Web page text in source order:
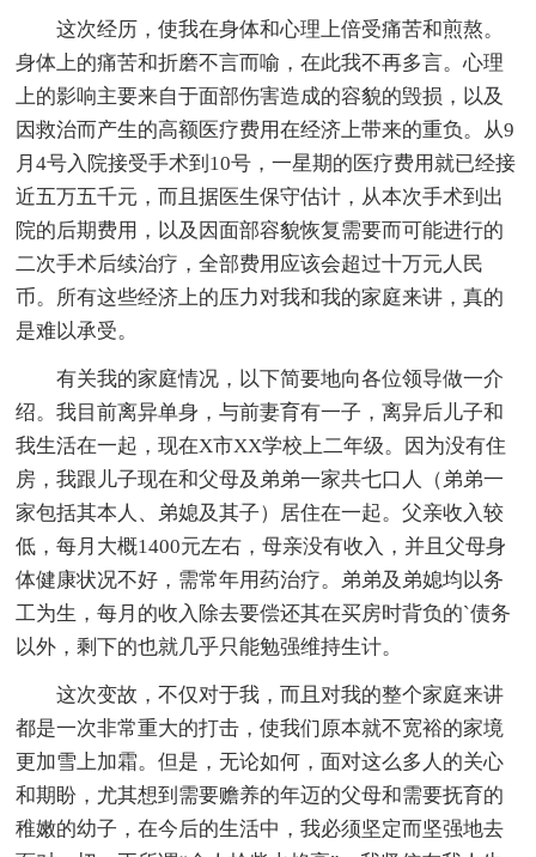
这次经历，使我在身体和心理上倍受痛苦和煎熬。
身体上的痛苦和折磨不言而喻，在此我不再多言。心理
上的影响主要来自于面部伤害造成的容貌的毁损，以及
因救治而产生的高额医疗费用在经济上带来的重负。从9
月4号入院接受手术到10号，一星期的医疗费用就已经接
近五万五千元，而且据医生保守估计，从本次手术到出
院的后期费用，以及因面部容貌恢复需要而可能进行的
二次手术后续治疗，全部费用应该会超过十万元人民
币。所有这些经济上的压力对我和我的家庭来讲，真的
是难以承受。
有关我的家庭情况，以下简要地向各位领导做一介
绍。我目前离异单身，与前妻育有一子，离异后儿子和
我生活在一起，现在X市XX学校上二年级。因为没有住
房，我跟儿子现在和父母及弟弟一家共七口人（弟弟一
家包括其本人、弟媳及其子）居住在一起。父亲收入较
低，每月大概1400元左右，母亲没有收入，并且父母身
体健康状况不好，需常年用药治疗。弟弟及弟媳均以务
工为生，每月的收入除去要偿还其在买房时背负的`债务
以外，剩下的也就几乎只能勉强维持生计。
这次变故，不仅对于我，而且对我的整个家庭来讲
都是一次非常重大的打击，使我们原本就不宽裕的家境
更加雪上加霜。但是，无论如何，面对这么多人的关心
和期盼，尤其想到需要赡养的年迈的父母和需要抚育的
稚嫩的幼子，在今后的生活中，我必须坚定而坚强地去